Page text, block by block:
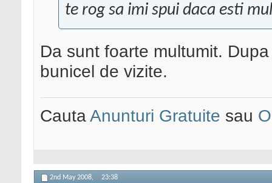
te rog sa imi spui daca esti
Da sunt foarte multumit.
bunicel de vizite.
CautaAnunturi Gratuite sau
2nd May 2008, 23:38